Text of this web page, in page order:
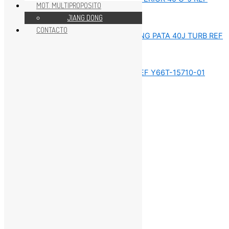
Sin categorizar
MOT. MULTIPROPOSITO
JIANG DONG
CONTACTO